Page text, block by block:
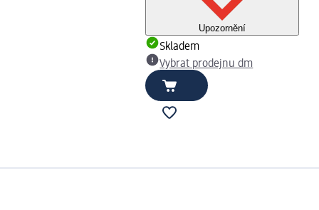
Upozornění
Skladem
Vybrat prodejnu dm